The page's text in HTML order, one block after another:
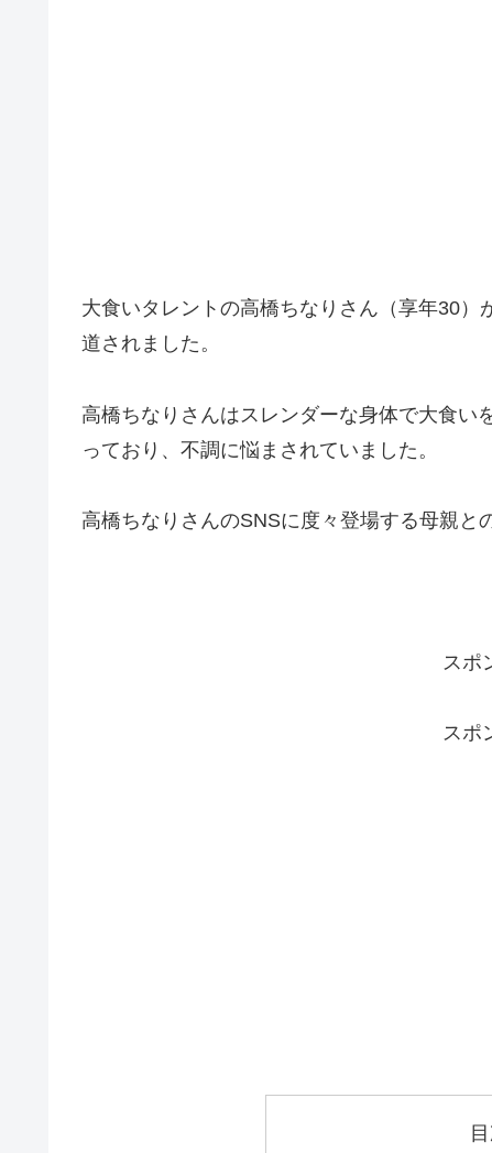
大食いタレントの高橋ちなりさん（享年30
道されました。
高橋ちなりさんはスレンダーな身体で大食い
っており、不調に悩まされていました。
高橋ちなりさんのSNSに度々登場する母親と
スポ
スポ